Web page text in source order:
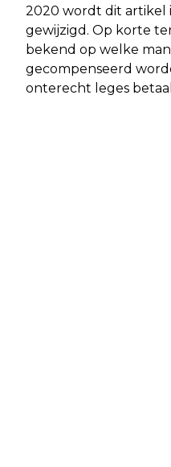
2020 wordt dit artikel
gewijzigd. Op korte
bekend op welke
gecompenseerd
onterecht leges